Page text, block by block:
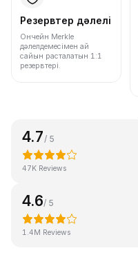
Резервтер дәлелі
Ончейн Merkle
дәлелдемесімен ай
сайын расталатын 1:1
резервтері.
4.7/ 5
47K Reviews
4.6/ 5
1.4M Reviews